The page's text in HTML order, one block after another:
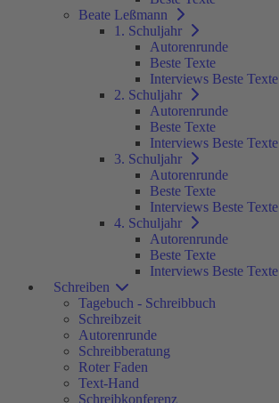
Beate Leßmann
1. Schuljahr
Autorenrunde
Beste Texte
Interviews Beste Texte
2. Schuljahr
Autorenrunde
Beste Texte
Interviews Beste Texte
3. Schuljahr
Autorenrunde
Beste Texte
Interviews Beste Texte
4. Schuljahr
Autorenrunde
Beste Texte
Interviews Beste Texte
Schreiben
Tagebuch - Schreibbuch
Schreibzeit
Autorenrunde
Schreibberatung
Roter Faden
Text-Hand
Schreibkonferenz